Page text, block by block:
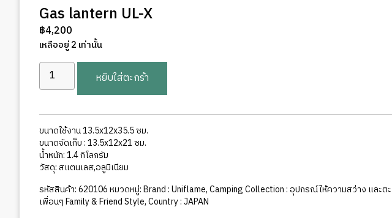
Gas lantern UL-X
฿4,200
เหลืออยู่ 2 เท่านั้น
จำนวน
Gas
UL-
X
ชิ้น
หยิบใส่ตะกร้า
ขนาดใช้งาน 13.5x12x35.5 ซม.
ขนาดจัดเก็บ : 13.5x12x21 ซม.
น้ำหนัก: 1.4 กิโลกรัม
วัสดุ: สแตนเลส,อลูมิเนียม
รหัสสินค้า:620106หมวดหมู่:Brand : Uniflame,Camping Collection : อุปกรณ์ให้ความสว่าง และต
เพื่อนๆ Family & Friend Style,Country : JAPAN